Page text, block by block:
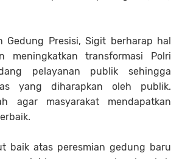
Gedung Presisi, Sigit berharap hal
meningkatkan transformasi Polri
pelayanan publik sehingga
yang diharapkan oleh publik.
agar masyarakat mendapatkan
baik atas peresmian gedung baru